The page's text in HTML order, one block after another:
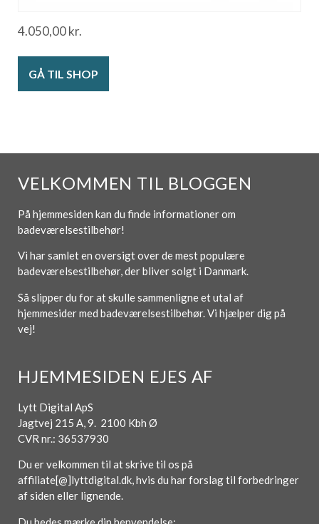
4.050,00kr.
GÅ TIL SHOP
VELKOMMEN TIL BLOGGEN
På hjemmesiden kan du finde informationer om
badeværelsestilbehør!
Vi har samlet en oversigt over de mest populære
badeværelsestilbehør, der bliver solgt i Danmark.
Så slipper du for at skulle sammenligne et utal af
hjemmesider med badeværelsestilbehør. Vi hjælper dig på
vej!
HJEMMESIDEN EJES AF
Lytt Digital ApS
Jagtvej 215 A, 9. 2100 Kbh Ø
CVR nr.: 36537930
Du er velkommen til at skrive til os på
affiliate[@]lyttdigital.dk, hvis du har forslag til forbedringer
af siden eller lignende.